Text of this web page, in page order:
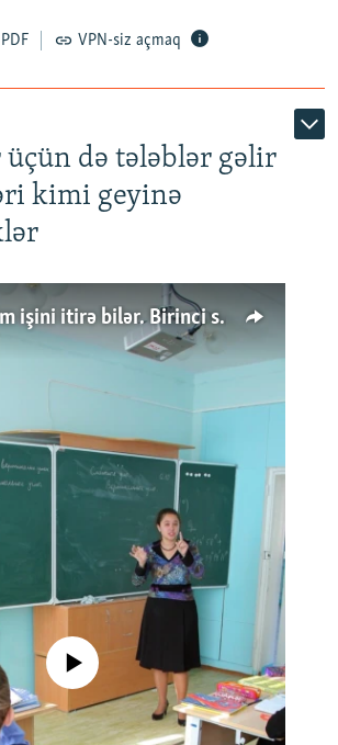
PDF VPN-siz açmaq
də tələblər gəlir
kimi geyinə
50 min müəllim işini itirə bilər. Birinci sinfə gedənlər azalır
source currently available